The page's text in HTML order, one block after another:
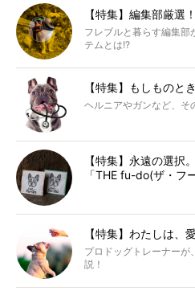
【特集】編集部厳選
フレブルと暮らす編集部
テムとは!?
【特集】もしものと
ヘルニアやガンなど、そ
【特集】永遠の選択
「THE fu-do(ザ・フ
【特集】わたしは、
プロドッグトレーナーが
説！